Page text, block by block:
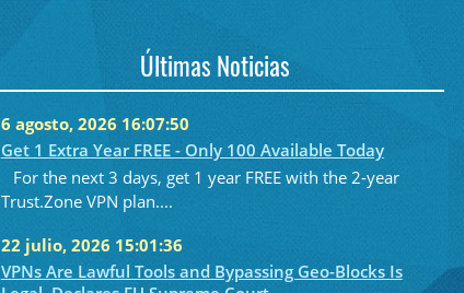
Últimas Noticias
6 agosto, 2026 16:07:50
Get 1 Extra Year FREE - Only 100 Available Today
For the next 3 days, get 1 year FREE with the 2-year
Trust.Zone VPN plan....
22 julio, 2026 15:01:36
VPNs Are Lawful Tools and Bypassing Geo-Blocks Is